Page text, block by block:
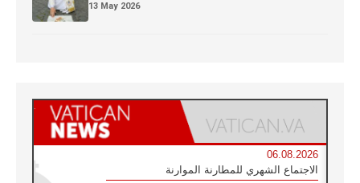
13 May 2026
06.08.2026
الاجتماع الشهري للمطارنة الموارنة